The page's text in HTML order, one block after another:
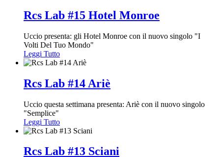
Rcs Lab #15 Hotel Monroe
Uccio presenta: gli Hotel Monroe con il nuovo singolo "I
Volti Del Tuo Mondo"
Leggi Tutto
Rcs Lab #14 Ariè
Uccio questa settimana presenta: Ariè con il nuovo singolo
"Semplice"
Leggi Tutto
Rcs Lab #13 Sciani